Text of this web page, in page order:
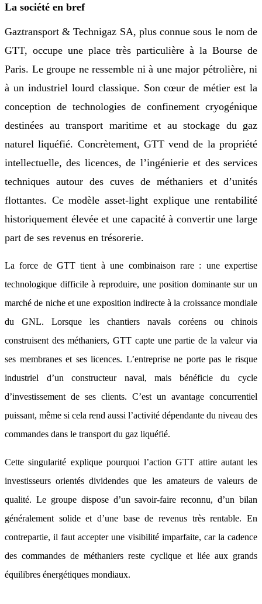
La société en bref
Gaztransport & Technigaz SA, plus connue sous le nom de
GTT, occupe une place très particulière à la Bourse de
Paris. Le groupe ne ressemble ni à une major pétrolière, ni
à un industriel lourd classique. Son cœur de métier est la
conception de technologies de confinement cryogénique
destinées au transport maritime et au stockage du gaz
naturel liquéfié. Concrètement, GTT vend de la propriété
intellectuelle, des licences, de l’ingénierie et des services
techniques autour des cuves de méthaniers et d’unités
flottantes. Ce modèle asset-light explique une rentabilité
historiquement élevée et une capacité à convertir une large
part de ses revenus en trésorerie.
La force de GTT tient à une combinaison rare : une expertise
technologique difficile à reproduire, une position dominante sur un
marché de niche et une exposition indirecte à la croissance mondiale
du GNL. Lorsque les chantiers navals coréens ou chinois
construisent des méthaniers, GTT capte une partie de la valeur via
ses membranes et ses licences. L’entreprise ne porte pas le risque
industriel d’un constructeur naval, mais bénéficie du cycle
d’investissement de ses clients. C’est un avantage concurrentiel
puissant, même si cela rend aussi l’activité dépendante du niveau des
commandes dans le transport du gaz liquéfié.
Cette singularité explique pourquoi l’action GTT attire autant les
investisseurs orientés dividendes que les amateurs de valeurs de
qualité. Le groupe dispose d’un savoir-faire reconnu, d’un bilan
généralement solide et d’une base de revenus très rentable. En
contrepartie, il faut accepter une visibilité imparfaite, car la cadence
des commandes de méthaniers reste cyclique et liée aux grands
équilibres énergétiques mondiaux.